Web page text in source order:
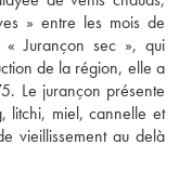
» entre les mois de
Jurançon sec », qui
de la région, elle a
Le jurançon présente
litchi, miel, cannelle et
vieillissement au delà